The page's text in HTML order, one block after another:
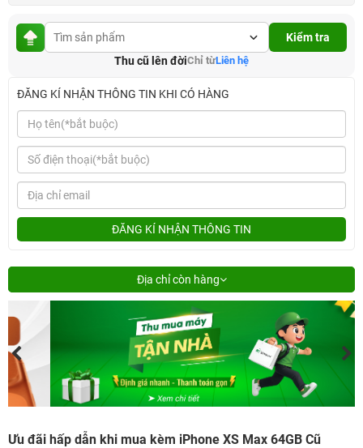
Kiểm tra
Thu cũ lên đờiChỉ từLiên hệ
ĐĂNG KÍ NHẬN THÔNG TIN KHI CÓ HÀNG
ĐĂNG KÍ NHẬN THÔNG TIN
Địa chỉ còn hàng
Ưu đãi hấp dẫn khi mua kèm iPhone XS Max 64GB Cũ